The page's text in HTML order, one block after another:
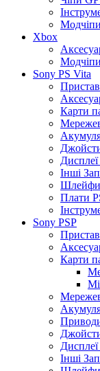
Xbox
Sony PS Vita
Карти
Інші
Шлейфи
Плати
Sony PSP
Карти
Дисплеї
Інші